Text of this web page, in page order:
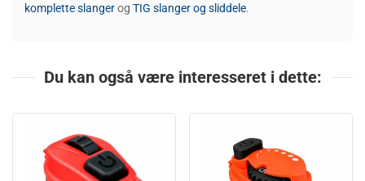
komplette slangerog TIG slanger og sliddele.
Du kan også være interesseret i dette: